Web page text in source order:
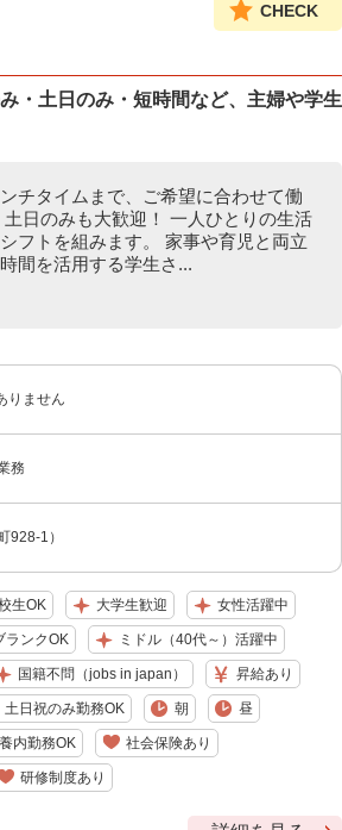
CHECK
・土日のみ・短時間など、主婦や学生
チタイムまで、ご希望に合わせて働
日のみも大歓迎！ 一人ひとりの生活
フトを組みます。 家事や育児と両立
間を活用する学生さ...
りません
務
1）
生OK 大学生歓迎 女性活躍中
ランクOK ミドル（40代～）活躍中
国籍不問（jobs in japan） 昇給あり
土日祝のみ勤務OK 朝 昼
内勤務OK 社会保険あり
研修制度あり